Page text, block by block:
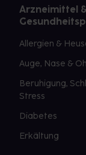
Arzneimittel
Allergien &
Auge, Nase &
Beruhigung,
Stress
Diabetes
Erkältung